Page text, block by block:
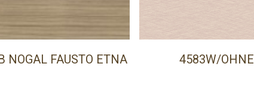
NOGAL FAUSTO ETNA 4583W/OHNE